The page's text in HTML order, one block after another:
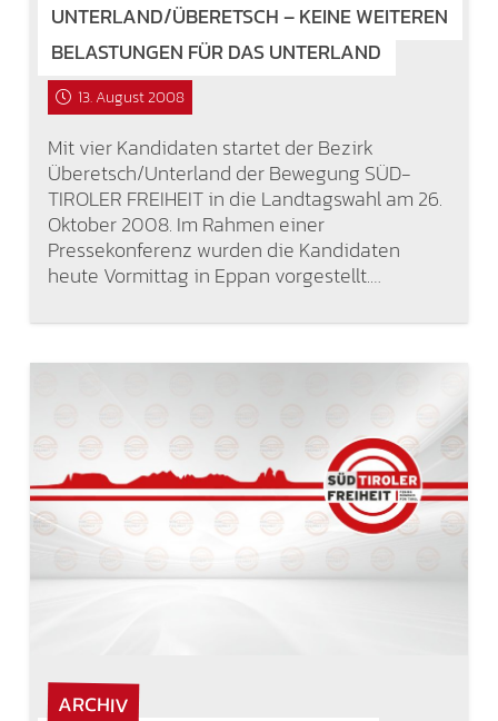
UNTERLAND/ÜBERETSCH – KEINE WEITEREN
BELASTUNGEN FÜR DAS UNTERLAND
13. August 2008
Mit vier Kandidaten startet der Bezirk
Überetsch/Unterland der Bewegung SÜD-
TIROLER FREIHEIT in die Landtagswahl am 26.
Oktober 2008. Im Rahmen einer
Pressekonferenz wurden die Kandidaten
heute Vormittag in Eppan vorgestellt.…
ARCHIV